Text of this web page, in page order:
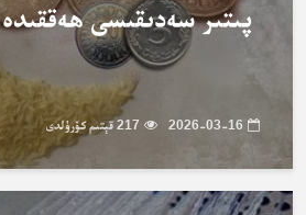
پىتىر سەدىقىسى ھەققىدە
2026-03-16 217 قېتىم كۆرۈلدى